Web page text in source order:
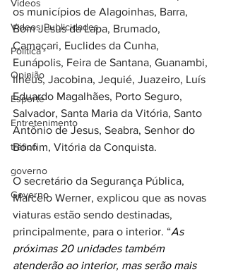
Videos
Videos Publicidades
Política
Opinião
Esporte
Entretenimento
tráfico
governo
Governo
os municípios de Alagoinhas, Barra,
Bom Jesus da Lapa, Brumado,
Camaçari, Euclides da Cunha,
Eunápolis, Feira de Santana, Guanambi,
Ilhéus, Jacobina, Jequié, Juazeiro, Luís
Eduardo Magalhães, Porto Seguro,
Salvador, Santa Maria da Vitória, Santo
Antônio de Jesus, Seabra, Senhor do
Bonfim, Vitória da Conquista.
O secretário da Segurança Pública,
Marcelo Werner, explicou que as novas
viaturas estão sendo destinadas,
principalmente, para o interior. “As
próximas 20 unidades também
atenderão ao interior, mas serão mais